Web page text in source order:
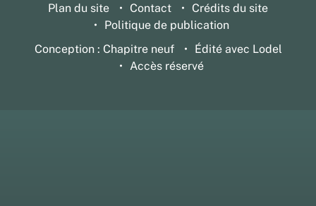
Plan du site
Contact
Crédits du site
Politique de publication
Conception : Chapitre neuf
Édité avec Lodel
Accès réservé